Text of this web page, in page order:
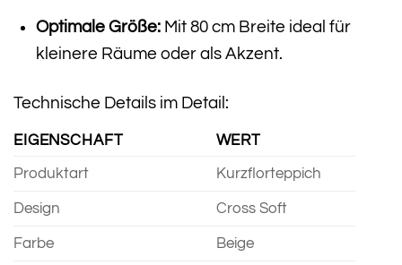
Optimale Größe:Mit 80 cm Breite ideal für
kleinere Räume oder als Akzent.
Technische Details im Detail:
EIGENSCHAFT WERT
Produktart Kurzflorteppich
Design Cross Soft
Farbe Beige